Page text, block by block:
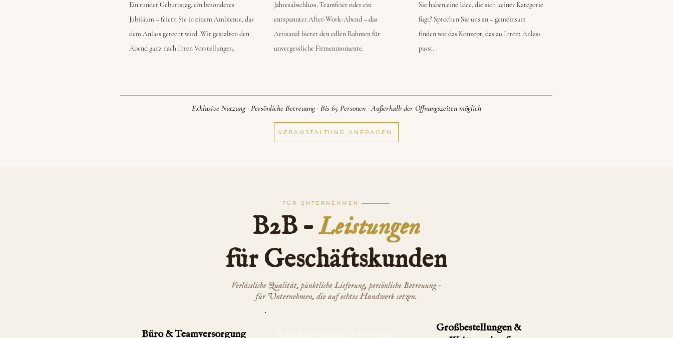
Ein runder Geburtstag, ein besonderes
Jubiläum – feiern Sie in einem Ambiente, das
dem Anlass gerecht wird. Wir gestalten den
Abend ganz nach Ihren Vorstellungen.
Jahresabschluss, Teamfeier oder ein
entspannter After-Work-Abend – das
Artisanal bietet den edlen Rahmen für
unvergessliche Firmenmomente.
Sie haben eine Idee, die sich keiner Kategorie
fügt? Sprechen Sie uns an – gemeinsam
finden wir das Konzept, das zu Ihrem Anlass
passt.
Exklusive Nutzung · Persönliche Betreuung · Bis 65 Personen · Außerhalb der Öffnungszeiten möglich
VERANSTALTUNG ANFRAGEN
FÜR UNTERNEHMEN
B2B –Leistungen
für Geschäftskunden
Verlässliche Qualität, pünktliche Lieferung, persönliche Betreuung –
für Unternehmen, die auf echtes Handwerk setzen.
Büro & Team­versorgung
Großbestellungen &